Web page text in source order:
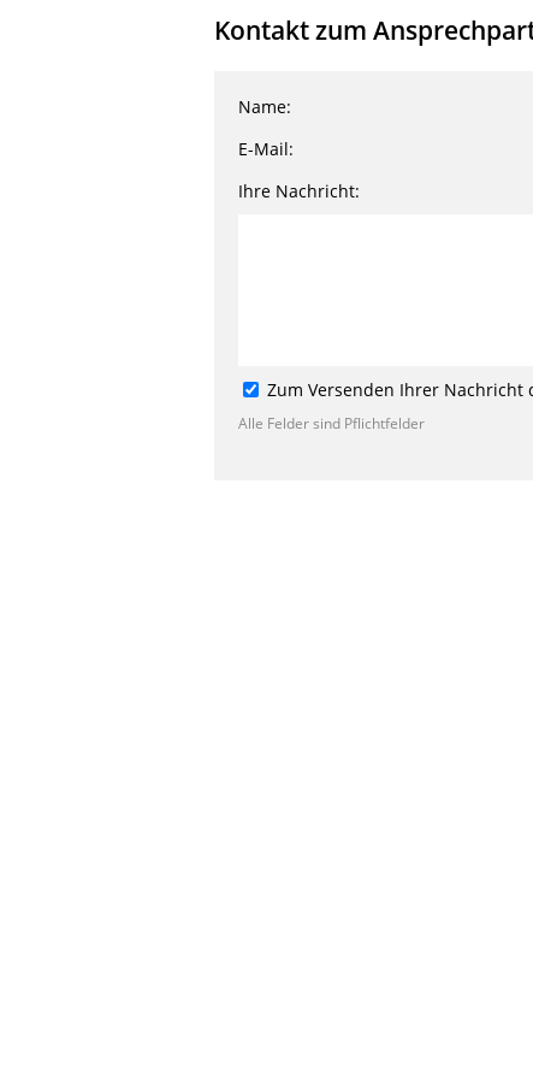
Kontakt zum
Name:
E-Mail:
Ihre Nachricht:
Zum Versenden Ihrer Nachricht
Alle Felder sind Pflichtfelder